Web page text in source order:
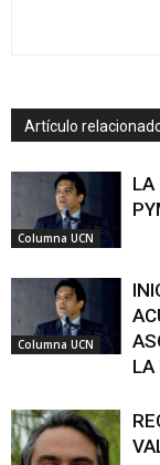
Artículo
Columna UCN
LA
Columna UCN
LA